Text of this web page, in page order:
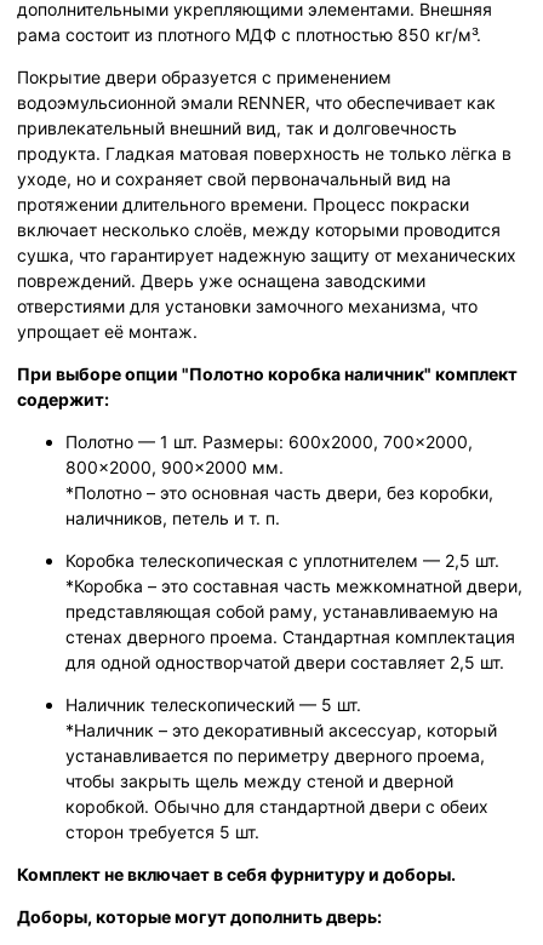
дополнительными укрепляющими элементами. Внешняя
рама состоит из плотного МДФ с плотностью 850 кг/м³.
Покрытие двери образуется с применением
водоэмульсионной эмали RENNER, что обеспечивает как
привлекательный внешний вид, так и долговечность
продукта. Гладкая матовая поверхность не только лёгка в
уходе, но и сохраняет свой первоначальный вид на
протяжении длительного времени. Процесс покраски
включает несколько слоёв, между которыми проводится
сушка, что гарантирует надежную защиту от механических
повреждений. Дверь уже оснащена заводскими
отверстиями для установки замочного механизма, что
упрощает её монтаж.
При выборе опции "Полотно коробка наличник" комплект
содержит:
Полотно — 1 шт. Размеры: 600x2000, 700x2000,
800x2000, 900x2000 мм.
*Полотно – это основная часть двери, без коробки,
наличников, петель и т. п.
Коробка телескопическая с уплотнителем — 2,5 шт.
*Коробка – это составная часть межкомнатной двери,
представляющая собой раму, устанавливаемую на
стенах дверного проема. Стандартная комплектация
для одной одностворчатой двери составляет 2,5 шт.
Наличник телескопический — 5 шт.
*Наличник – это декоративный аксессуар, который
устанавливается по периметру дверного проема,
чтобы закрыть щель между стеной и дверной
коробкой. Обычно для стандартной двери с обеих
сторон требуется 5 шт.
Комплект не включает в себя фурнитуру и доборы.
Доборы, которые могут дополнить дверь: